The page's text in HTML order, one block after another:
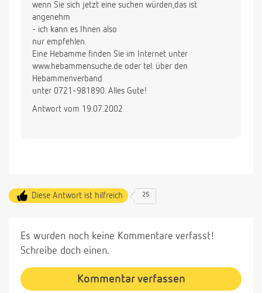
wenn Sie sich jetzt eine suchen würden,das ist
angenehm
- ich kann es Ihnen also
nur empfehlen.
Eine Hebamme finden Sie im Internet unter
www.hebammensuche.de oder tel. über den
Hebammenverband
unter 0721-981890. Alles Gute!
Antwort vom 19.07.2002
Diese Antwort ist hilfreich 25
Es wurden noch keine Kommentare verfasst!
Schreibe doch einen.
Kommentar verfassen